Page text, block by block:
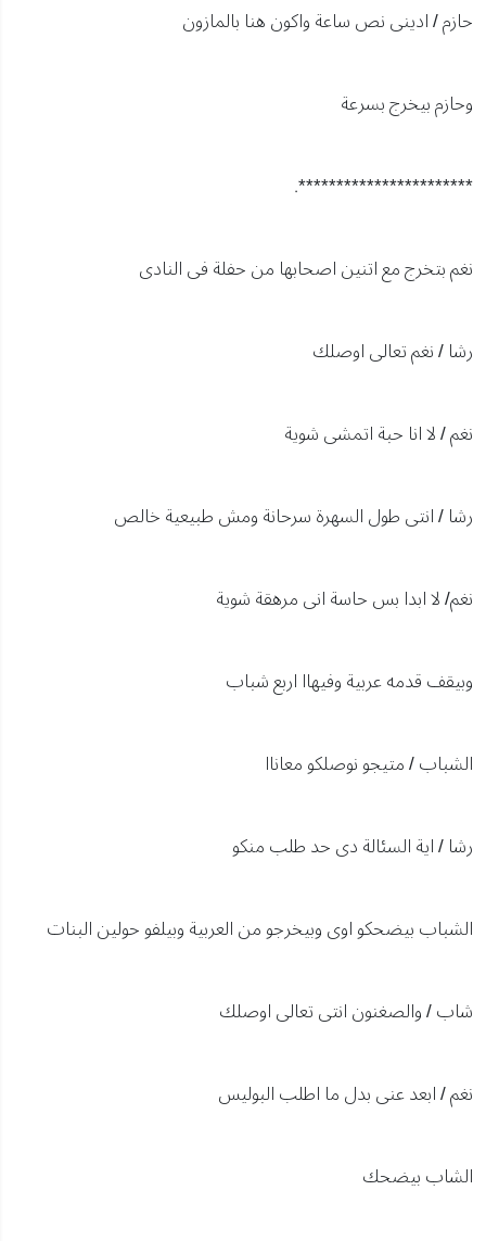
حازم / ادينى نص ساعة واكون هنا بالمازون
وحازم بيخرج بسرعة
***********************.
نغم بتخرج مع اتنين اصحابها من حفلة فى النادى
رشا / نغم تعالى اوصلك
نغم / لا انا حبة اتمشى شوية
رشا / انتى طول السهرة سرحانة ومش طبيعية خالص
نغم/ لا ابدا بس حاسة انى مرهقة شوية
وبيقف قدمه عربية وفيهاا اربع شباب
الشباب / متيجو نوصلكو معاناا
رشا / اية السئالة دى حد طلب منكو
الشباب بيضحكو اوى وبيخرجو من العربية وبيلفو حولين البنات
شاب / والصغنون انتى تعالى اوصلك
نغم / ابعد عنى بدل ما اطلب البوليس
الشاب بيضحك